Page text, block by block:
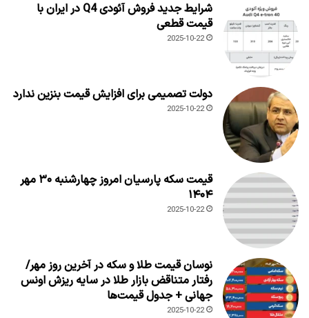
شرایط جدید فروش آئودی Q4 در ایران با
قیمت قطعی
2025-10-22
دولت تصمیمی برای افزایش قیمت بنزین ندارد
2025-10-22
قیمت سکه پارسیان امروز چهارشنبه ۳۰ مهر
۱۴۰۴
2025-10-22
نوسان قیمت طلا و سکه در آخرین روز مهر/
رفتار متناقض بازار طلا در سایه ریزش اونس
جهانی + جدول قیمت‌ها
2025-10-22